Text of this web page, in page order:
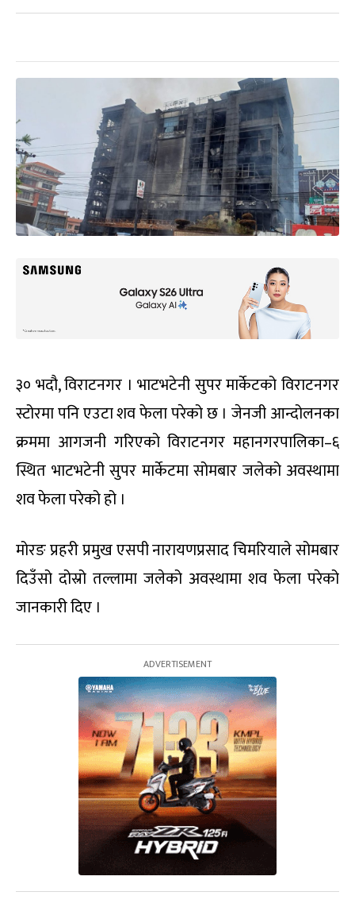
३० भदौ, विराटनगर । भाटभटेनी सुपर मार्केटको विराटनगर
स्टोरमा पनि एउटा शव फेला परेको छ । जेनजी आन्दोलनका
क्रममा आगजनी गरिएको विराटनगर महानगरपालिका–६
स्थित भाटभटेनी सुपर मार्केटमा सोमबार जलेको अवस्थामा
शव फेला परेको हो ।
मोरङ प्रहरी प्रमुख एसपी नारायणप्रसाद चिमरियाले सोमबार
दिउँसो दोस्रो तल्लामा जलेको अवस्थामा शव फेला परेको
जानकारी दिए ।